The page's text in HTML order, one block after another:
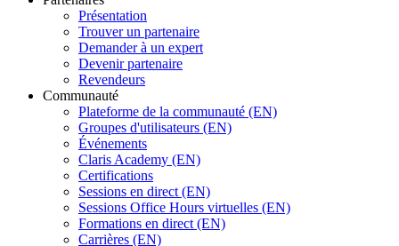
Présentation
Trouver un partenaire
Demander à un expert
Devenir partenaire
Revendeurs
Communauté
Plateforme de la communauté (EN)
Groupes d'utilisateurs (EN)
Événements
Claris Academy (EN)
Certifications
Sessions en direct (EN)
Sessions Office Hours virtuelles (EN)
Formations en direct (EN)
Carrières (EN)